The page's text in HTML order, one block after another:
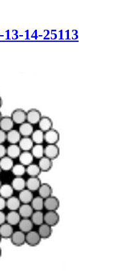
14-25113